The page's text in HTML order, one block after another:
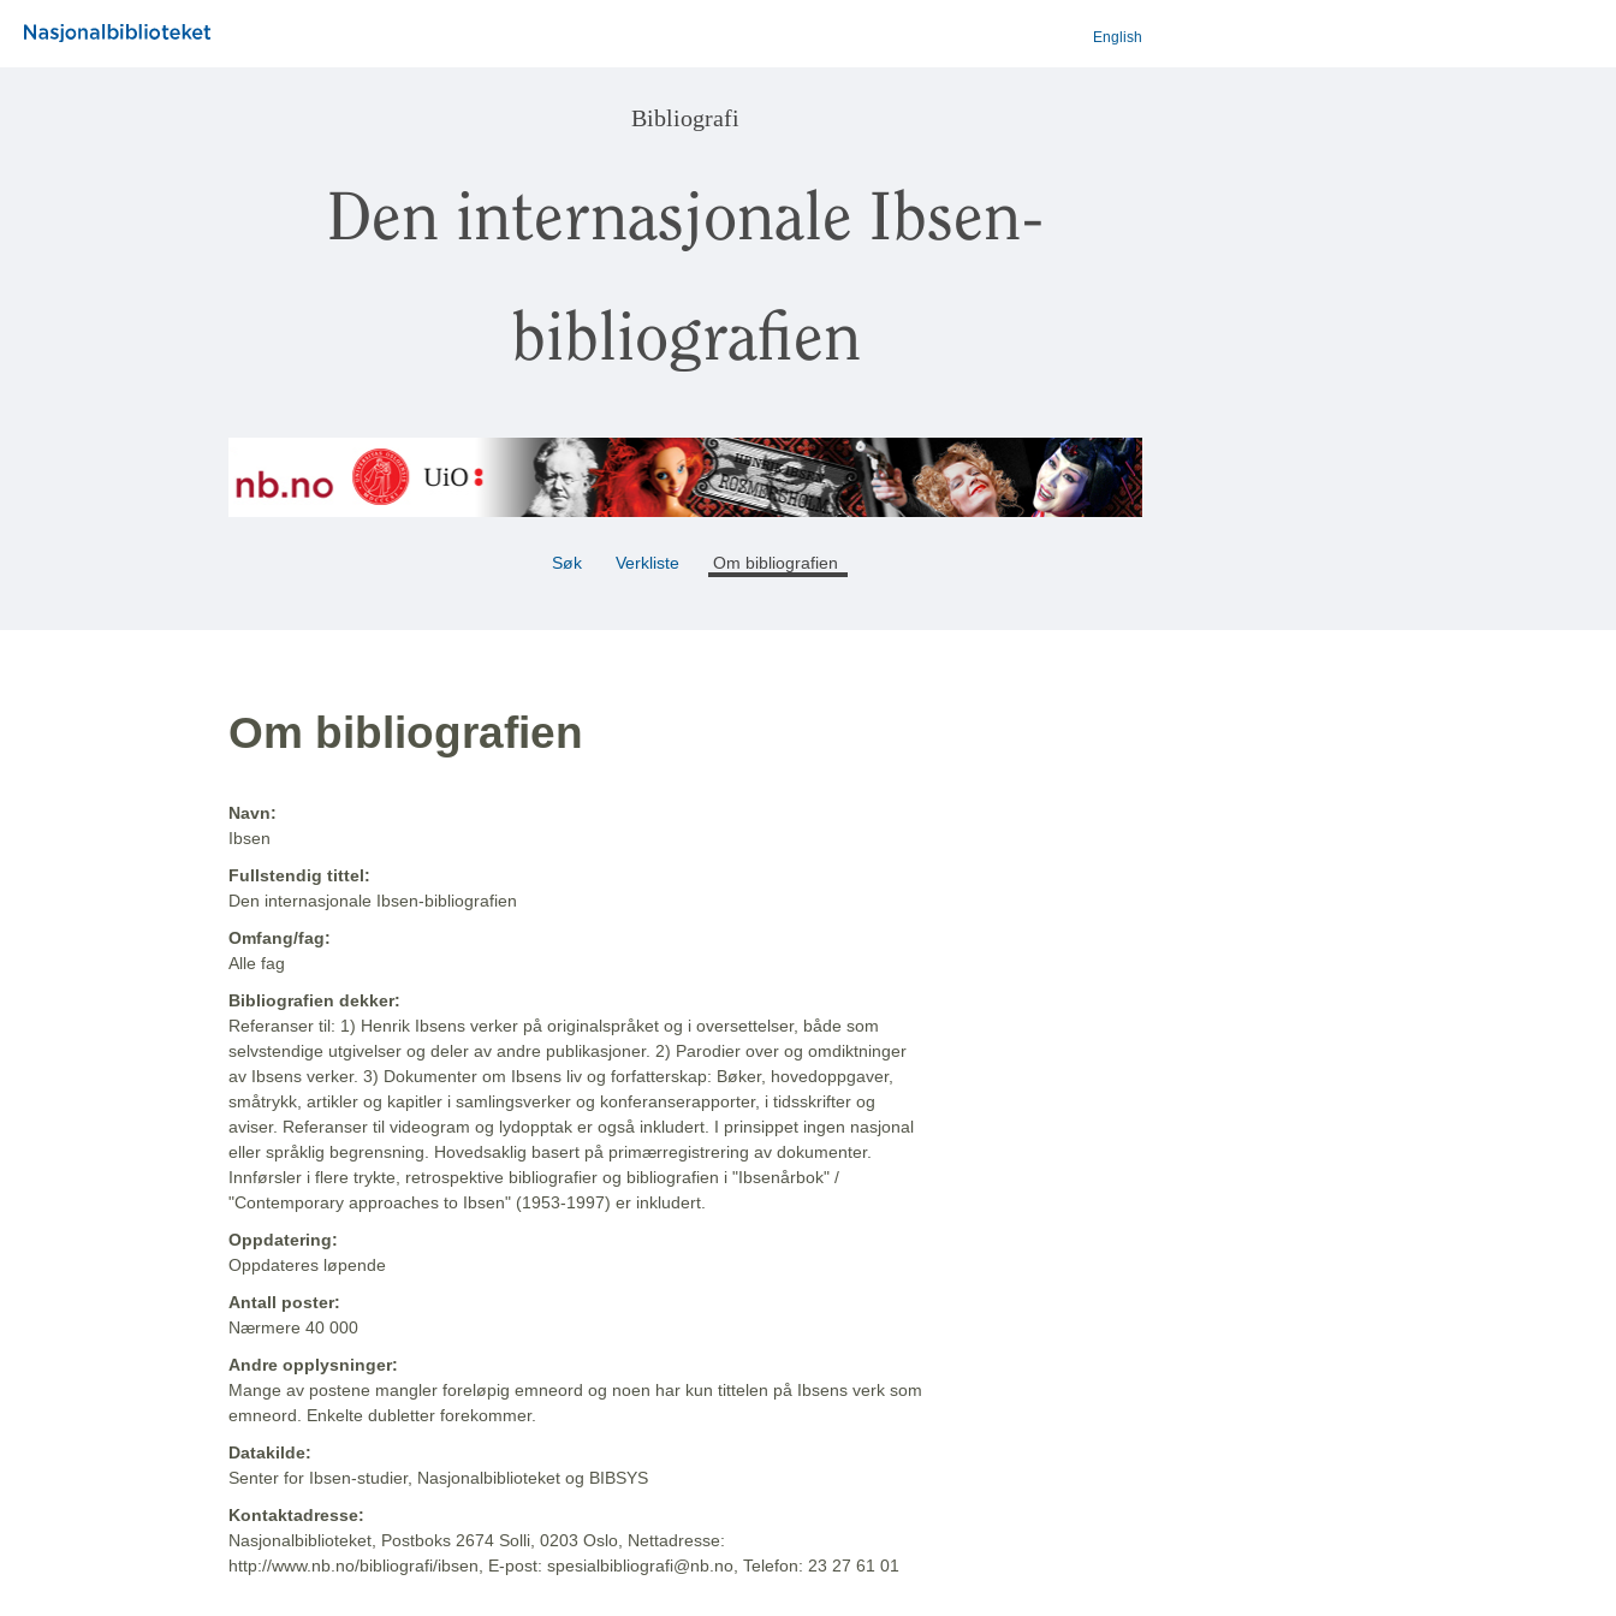
English
Bibliografi
Den internasjonale Ibsen-
bibliografien
Søk Verkliste Om bibliografien
Om bibliografien
Navn:
Ibsen
Fullstendig tittel:
Den internasjonale Ibsen-bibliografien
Omfang/fag:
Alle fag
Bibliografien dekker:
Referanser til: 1) Henrik Ibsens verker på originalspråket og i oversettelser, både som
selvstendige utgivelser og deler av andre publikasjoner. 2) Parodier over og omdiktninger
av Ibsens verker. 3) Dokumenter om Ibsens liv og forfatterskap: Bøker, hovedoppgaver,
småtrykk, artikler og kapitler i samlingsverker og konferanserapporter, i tidsskrifter og
aviser. Referanser til videogram og lydopptak er også inkludert. I prinsippet ingen nasjonal
eller språklig begrensning. Hovedsaklig basert på primærregistrering av dokumenter.
Innførsler i flere trykte, retrospektive bibliografier og bibliografien i "Ibsenårbok" /
"Contemporary approaches to Ibsen" (1953-1997) er inkludert.
Oppdatering:
Oppdateres løpende
Antall poster:
Nærmere 40 000
Andre opplysninger:
Mange av postene mangler foreløpig emneord og noen har kun tittelen på Ibsens verk som
emneord. Enkelte dubletter forekommer.
Datakilde:
Senter for Ibsen-studier, Nasjonalbiblioteket og BIBSYS
Kontaktadresse:
Nasjonalbiblioteket, Postboks 2674 Solli, 0203 Oslo, Nettadresse:
http://www.nb.no/bibliografi/ibsen, E-post: spesialbibliografi@nb.no, Telefon: 23 27 61 01